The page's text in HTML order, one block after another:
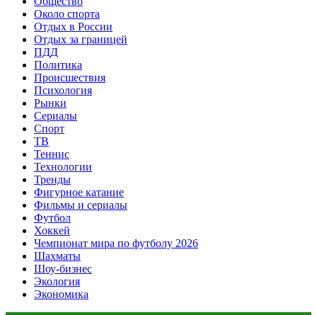
Около спорта
Отдых в России
Отдых за границей
ПДД
Политика
Происшествия
Психология
Рынки
Сериалы
Спорт
ТВ
Теннис
Технологии
Тренды
Фигурное катание
Фильмы и сериалы
Футбол
Хоккей
Чемпионат мира по футболу 2026
Шахматы
Шоу-бизнес
Экология
Экономика